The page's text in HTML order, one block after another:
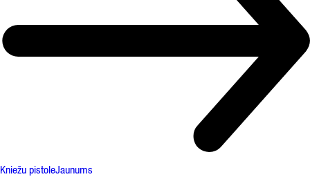
Kniežu pistoleJaunums